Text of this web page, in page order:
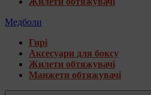
Медболи
Гирі
Аксесуари для боксу
Жилети обтяжувачі
Манжети обтяжувачі